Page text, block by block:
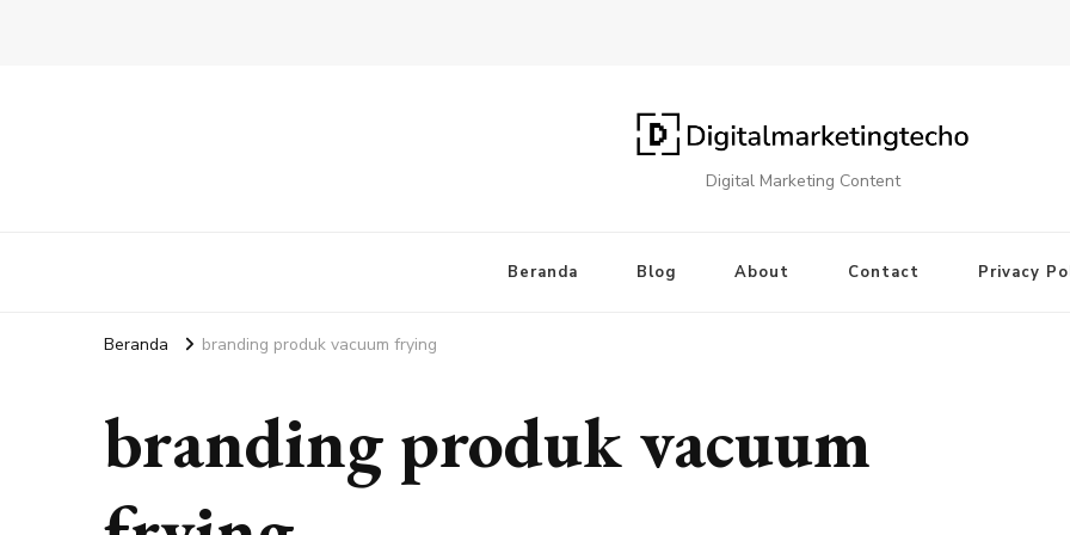
Digital Marketing Content
Beranda Blog About Contact Privacy
Beranda branding produk vacuum frying
branding produk vacuum